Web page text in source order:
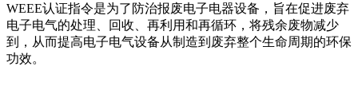
WEEE认证指令是为了防治报废电子电器设备，旨在促进废弃
电子电气的处理、回收、再利用和再循环，将残余废物减少
到，从而提高电子电气设备从制造到废弃整个生命周期的环保
功效。